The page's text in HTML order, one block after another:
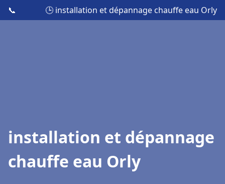
📞 🕒 installation et dépannage chauffe eau Orly
installation et dépannage
chauffe eau Orly